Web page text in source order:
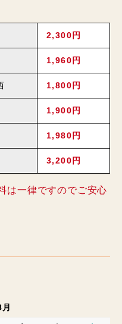
2,300円
1,960円
1,800円
1,900円
1,980円
3,200円
は一律ですのでご安心